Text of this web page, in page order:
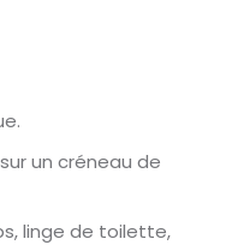
un créneau de
linge de toilette,